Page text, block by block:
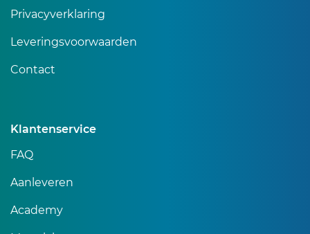
Privacyverklaring
Leveringsvoorwaarden
Contact
Klantenservice
FAQ
Aanleveren
Academy